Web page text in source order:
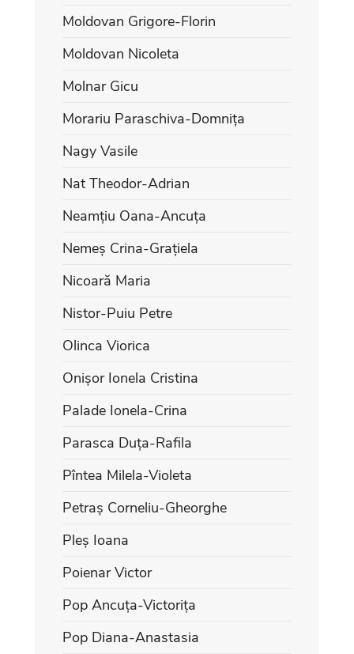
Moldovan Grigore-Florin
Moldovan Nicoleta
Molnar Gicu
Morariu Paraschiva-Domnița
Nagy Vasile
Nat Theodor-Adrian
Neamțiu Oana-Ancuța
Nemeș Crina-Grațiela
Nicoară Maria
Nistor-Puiu Petre
Olinca Viorica
Onișor Ionela Cristina
Palade Ionela-Crina
Parasca Duța-Rafila
Pîntea Milela-Violeta
Petraș Corneliu-Gheorghe
Pleș Ioana
Poienar Victor
Pop Ancuța-Victorița
Pop Diana-Anastasia